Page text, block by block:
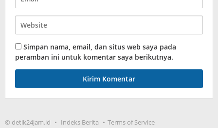
Simpan nama, email, dan situs web saya pada
peramban ini untuk komentar saya berikutnya.
© detik24jam.id Indeks Berita Terms of Service